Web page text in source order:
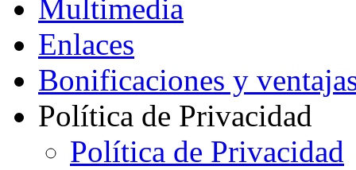
Multimedia
Enlaces
Bonificaciones y
Política de Privacidad
Política de Privacidad